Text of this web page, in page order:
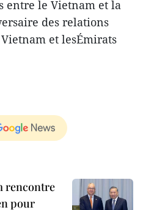
entre le Vietnam et la
des relations
et lesÉmirats
rencontre
pour